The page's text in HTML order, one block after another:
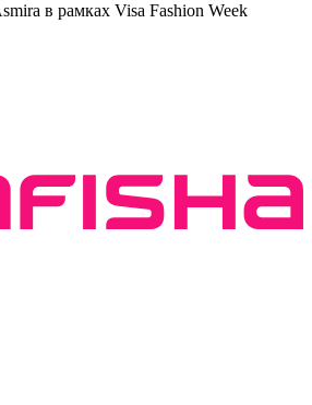
в рамках Visa Fashion Week